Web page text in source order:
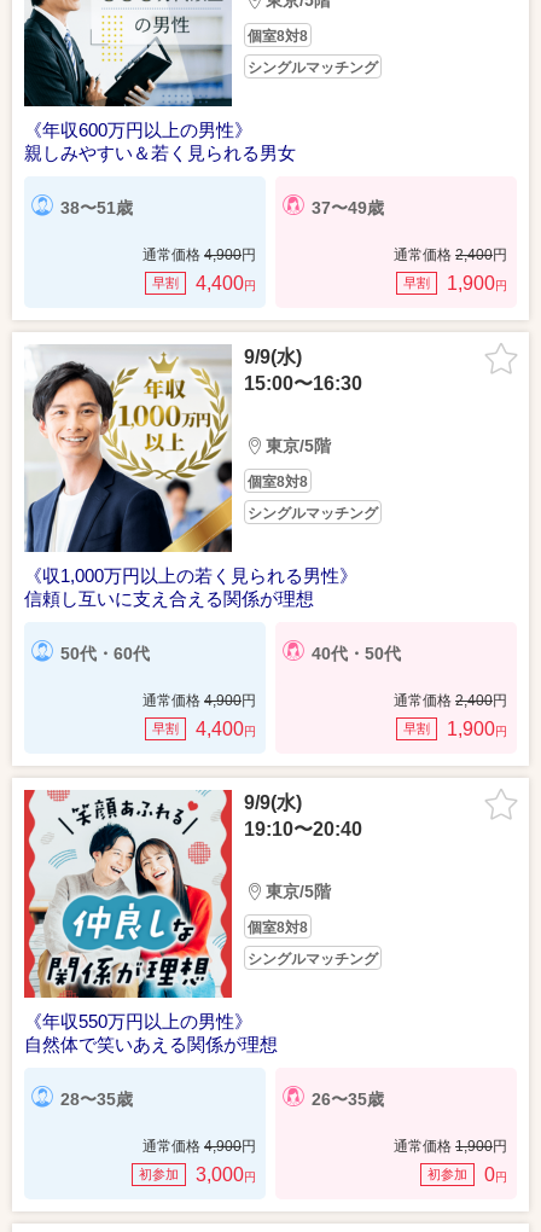
個室8対8
シングルマッチング
《年収600万円以上の男性》
親しみやすい＆若く見られる男女
38〜51歳
通常価格 4,900円
早割 4,400円
37〜49歳
通常価格 2,400円
早割 1,900円
9/9(水)
15:00〜16:30
東京/5階
個室8対8
シングルマッチング
《収1,000万円以上の若く見られる男性》
信頼し互いに支え合える関係が理想
50代・60代
通常価格 4,900円
早割 4,400円
40代・50代
通常価格 2,400円
早割 1,900円
9/9(水)
19:10〜20:40
東京/5階
個室8対8
シングルマッチング
《年収550万円以上の男性》
自然体で笑いあえる関係が理想
28〜35歳
通常価格 4,900円
初参加 3,000円
26〜35歳
通常価格 1,900円
初参加 0円